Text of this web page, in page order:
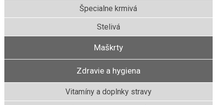
Špecialne krmivá
Stelivá
Maškrty
Zdravie a hygiena
Vitamíny a doplnky stravy